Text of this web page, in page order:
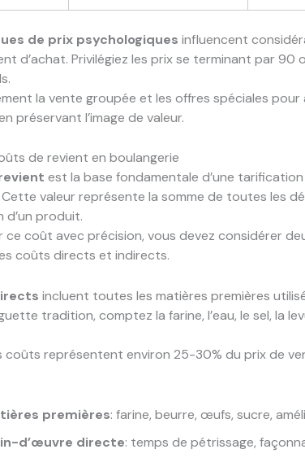
de prix psychologiques influencent
d’achat. Privilégiez les prix se terminant par 90
la vente groupée et les offres spéciales pour
préservant l’image de valeur.
de revient en boulangerie
est la base fondamentale d’une
valeur représente la somme de toutes les
d’un produit.
ce coût avec précision, vous devez considérer
coûts directs et indirects.
incluent toutes les matières premières
tradition, comptez la farine, l’eau, le sel, la
coûts représentent environ 25-30% du prix de
premières: farine, beurre, œufs, sucre,
d’œuvre directe: temps de pétrissage,